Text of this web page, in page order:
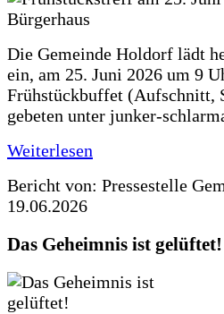
Die Gemeinde Holdorf lädt
ein, am 25. Juni 2026 um 9
Frühstückbuffet (Aufschnitt,
gebeten unter junker-
Weiterlesen
Bericht von: Pressestelle
19.06.2026
Das Geheimnis ist gelüftet!